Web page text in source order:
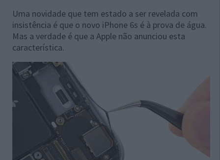
Uma novidade que tem estado a ser revelada com
insistência é que o novo iPhone 6s é à prova de água.
Mas a verdade é que a Apple não anunciou esta
característica.